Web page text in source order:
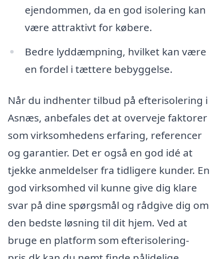
ejendommen, da en god isolering kan
være attraktivt for købere.
Bedre lyddæmpning, hvilket kan være
en fordel i tættere bebyggelse.
Når du indhenter tilbud på efterisolering i
Asnæs, anbefales det at overveje faktorer
som virksomhedens erfaring, referencer
og garantier. Det er også en god idé at
tjekke anmeldelser fra tidligere kunder. En
god virksomhed vil kunne give dig klare
svar på dine spørgsmål og rådgive dig om
den bedste løsning til dit hjem. Ved at
bruge en platform som efterisolering-